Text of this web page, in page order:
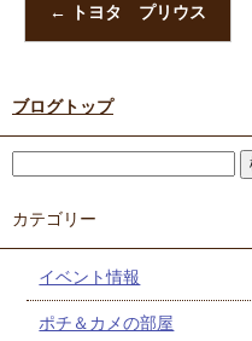
← トヨタ プリウス
ブログトップ
カテゴリー
イベント情報
ポチ＆カメの部屋